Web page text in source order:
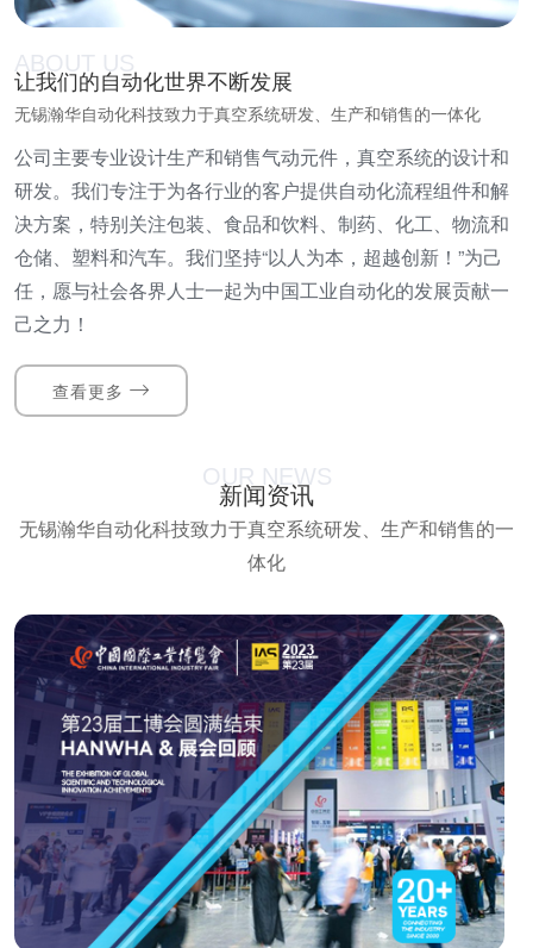
让我们的自动化世界不断发展
ABOUT US
无锡瀚华自动化科技致力于真空系统研发、生产和销售的一体化
公司主要专业设计生产和销售气动元件，真空系统的设计和
研发。我们专注于为各行业的客户提供自动化流程组件和解
决方案，特别关注包装、食品和饮料、制药、化工、物流和
仓储、塑料和汽车。我们坚持“以人为本，超越创新！”为己
任，愿与社会各界人士一起为中国工业自动化的发展贡献一
己之力！
查看更多
新闻资讯
OUR NEWS
无锡瀚华自动化科技致力于真空系统研发、生产和销售的一
体化